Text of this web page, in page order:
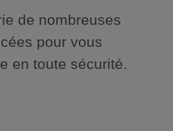
de nombreuses
pour vous
en toute sécurité.